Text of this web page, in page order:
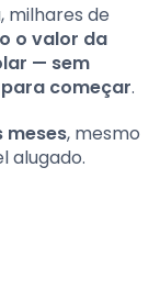
milhares de
o valor da
— sem
começar.
meses, mesmo
alugado.